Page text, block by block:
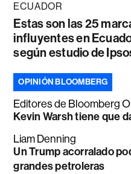
ECUADOR
Estas son las 25
influyentes en
según estudio de
OPINIÓN BLOOMBERG
Editores de Bloomberg
Kevin Warsh tiene que
Liam Denning
Un Trump acorralado
grandes petroleras